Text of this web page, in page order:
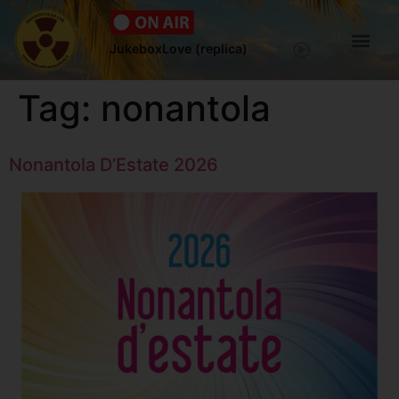
JukeboxLove (replica)
Tag: nonantola
Nonantola D’Estate 2026